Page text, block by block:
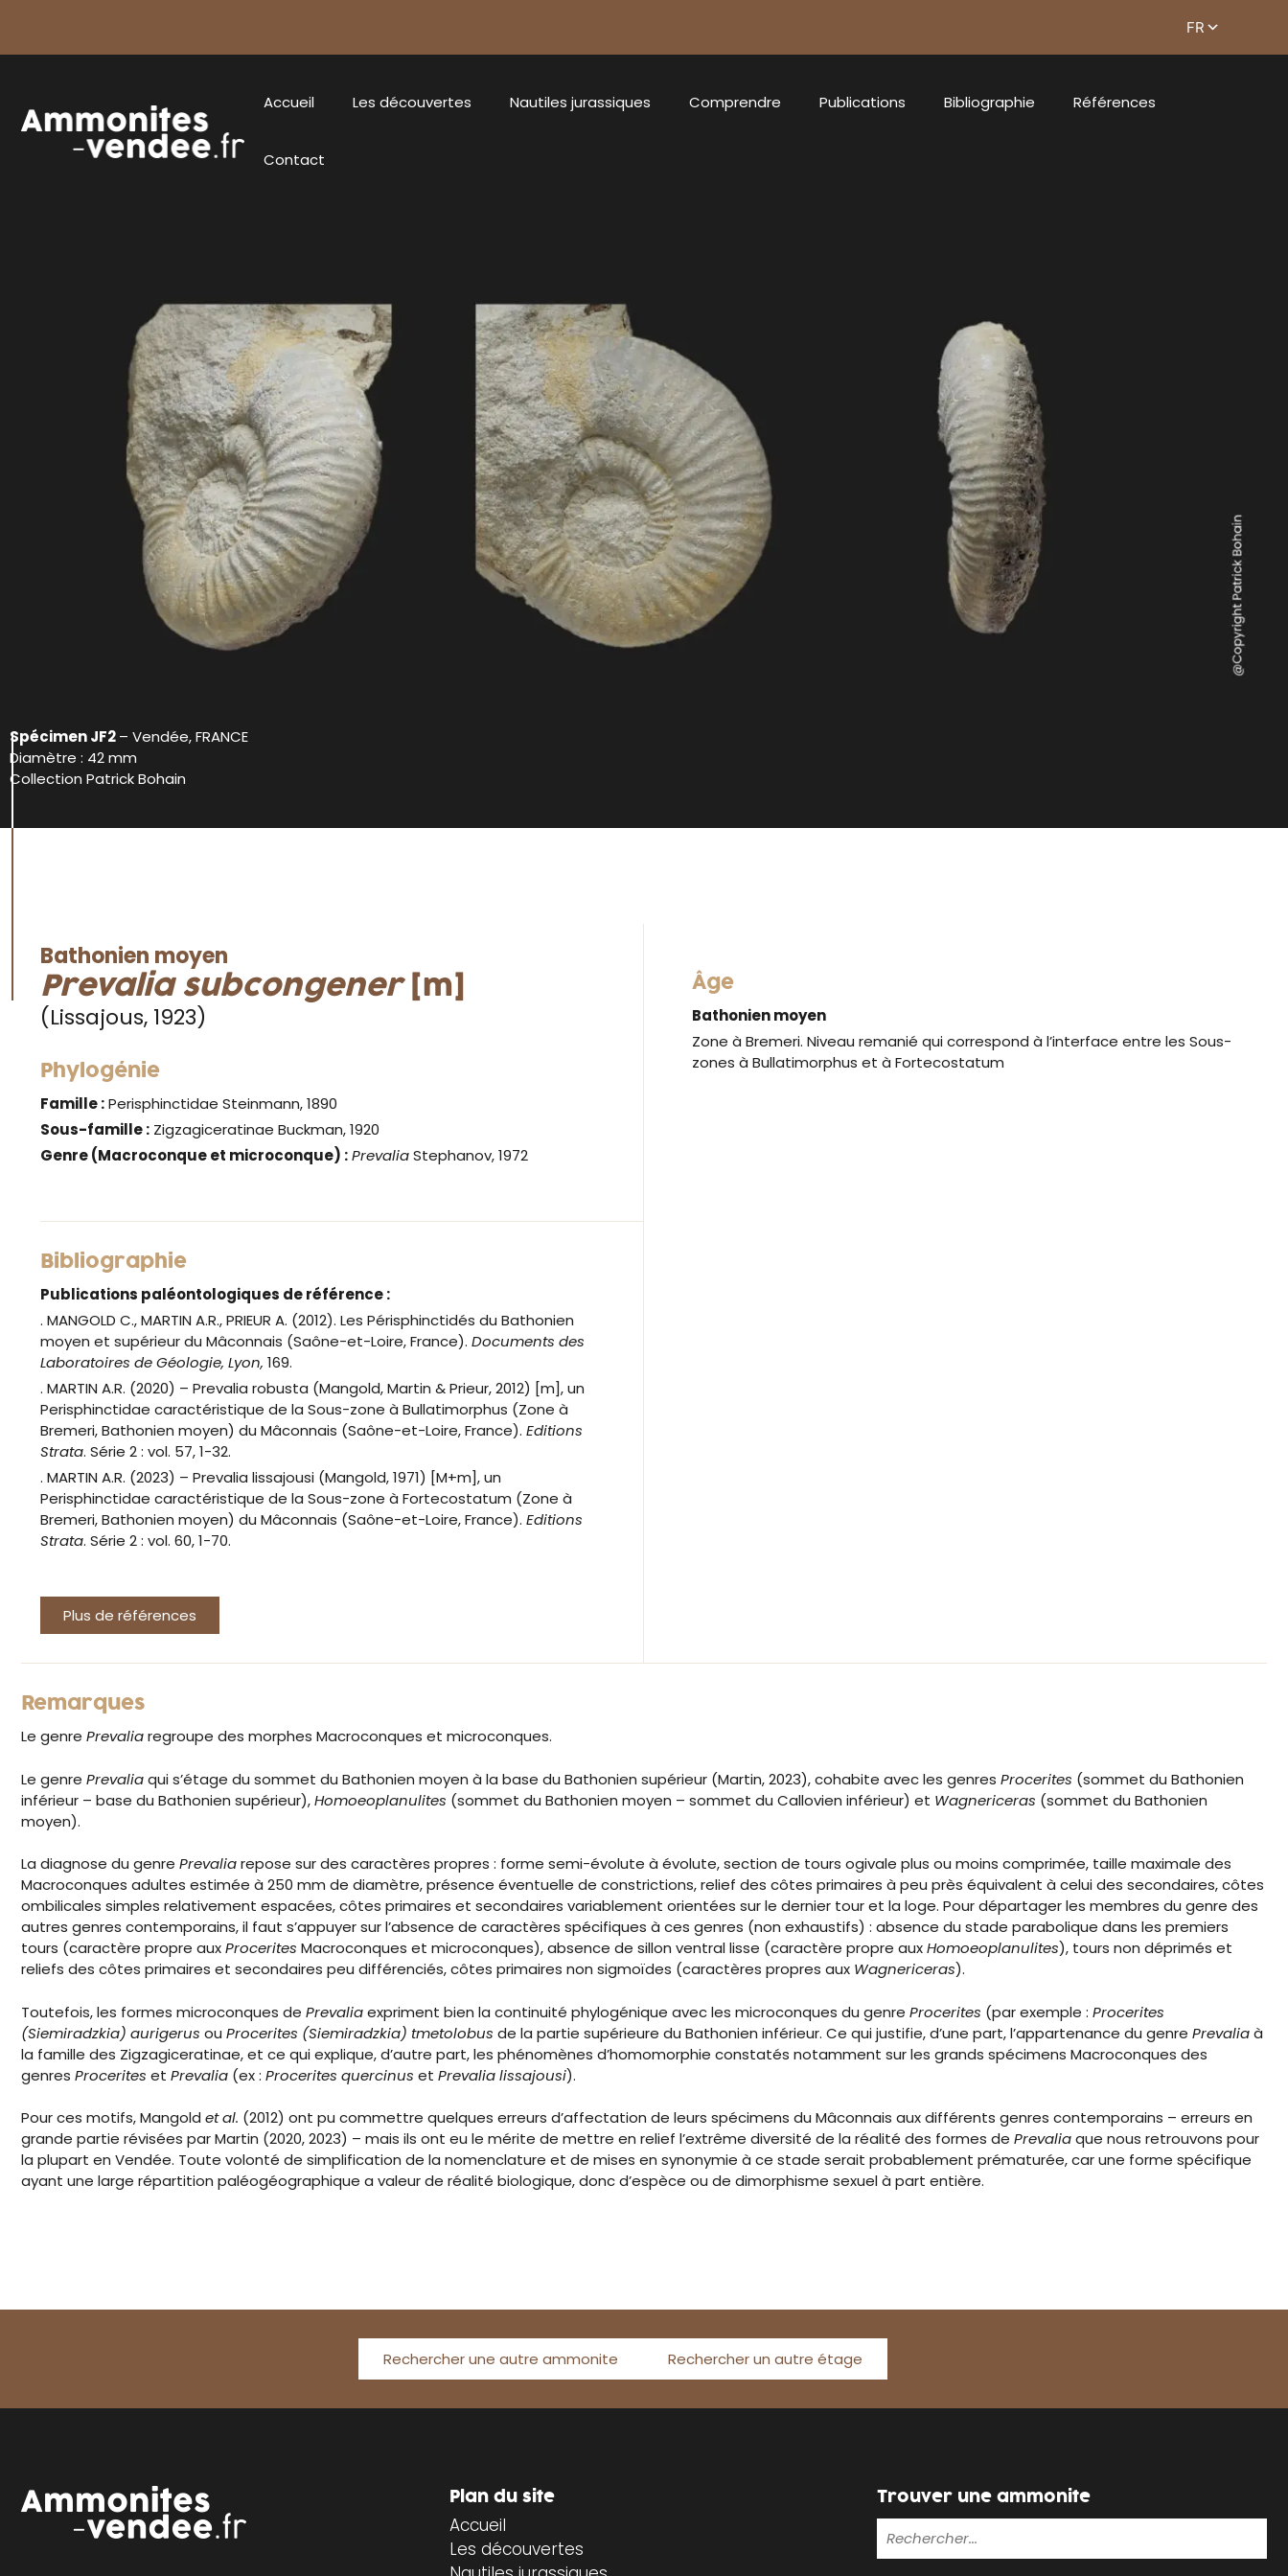
Accueil Les découvertes Nautiles jurassiques Comprendre Publications Bibliographie Références
Contact
Spécimen JF2– Vendée, FRANCE
Diamètre : 42 mm
Collection Patrick Bohain
Bathonien moyen
Prevalia subcongener[m]
(Lissajous, 1923)
Phylogénie
Famille :Perisphinctidae Steinmann, 1890
Sous-famille : Zigzagiceratinae Buckman, 1920
Genre(Macroconque et microconque) :PrevaliaStephanov, 1972
Bibliographie
Publications paléontologiques de référence :
. MANGOLD C., MARTIN A.R., PRIEUR A. (2012). Les Périsphinctidés du Bathonien
moyen et supérieur du Mâconnais (Saône-et-Loire, France). Documents des
Laboratoires de Géologie, Lyon, 169.
. MARTIN A.R. (2020) – Prevalia robusta (Mangold, Martin & Prieur, 2012) [m], un
Perisphinctidae caractéristique de la Sous-zone à Bullatimorphus (Zone à
Bremeri, Bathonien moyen) du Mâconnais (Saône-et-Loire, France). Editions
Strata. Série 2 : vol. 57, 1-32.
. MARTIN A.R. (2023) – Prevalia lissajousi (Mangold, 1971) [M+m], un
Perisphinctidae caractéristique de la Sous-zone à Fortecostatum (Zone à
Bremeri, Bathonien moyen) du Mâconnais (Saône-et-Loire, France). Editions
Strata. Série 2 : vol. 60, 1-70.
Plus de références
Âge
Bathonien moyen
Zone à Bremeri. Niveau remanié qui correspond à l’interface entre les Sous-
zones à Bullatimorphus et à Fortecostatum
Remarques
Le genre Prevaliaregroupe des morphes Macroconques et microconques.
Le genre Prevaliaqui s’étage du sommet du Bathonien moyen à la base du Bathonien supérieur (Martin, 2023), cohabite avec les genres Procerites (sommet du Bathonien
inférieur – base du Bathonien supérieur),Homoeoplanulites (sommet du Bathonien moyen – sommet du Callovien inférieur) et Wagnericeras (sommet du Bathonien
moyen).
La diagnose du genre Prevaliarepose sur des caractères propres : forme semi-évolute à évolute, section de tours ogivale plus ou moins comprimée, taille maximale des
Macroconques adultes estimée à 250 mm de diamètre, présence éventuelle de constrictions, relief des côtes primaires à peu près équivalent à celui des secondaires, côtes
ombilicales simples relativement espacées, côtes primaires et secondaires variablement orientées sur le dernier tour et la loge. Pour départager les membres du genre des
autres genres contemporains, il faut s’appuyer sur l’absence de caractères spécifiques à ces genres (non exhaustifs) : absence du stade parabolique dans les premiers
tours (caractère propre auxProcerites Macroconques et microconques), absence de sillon ventral lisse (caractère propre auxHomoeoplanulites), tours non déprimés et
reliefs des côtes primaires et secondaires peu différenciés, côtes primaires non sigmoïdes (caractères propres aux Wagnericeras).
Toutefois, les formes microconques de Prevaliaexpriment bien la continuité phylogénique avec les microconques du genre Procerites (par exemple : Procerites
(Siemiradzkia) aurigerus ou Procerites (Siemiradzkia) tmetolobus de la partie supérieure du Bathonien inférieur. Ce qui justifie, d’une part, l’appartenance du genre Prevaliaà
la famille des Zigzagiceratinae, et ce qui explique, d’autre part, les phénomènes d’homomorphie constatés notamment sur les grands spécimens Macroconques des
genres Procerites et Prevalia (ex : Procerites quercinus et Prevalia lissajousi).
Pour ces motifs, Mangold et al. (2012) ont pu commettre quelques erreurs d’affectation de leurs spécimens du Mâconnais aux différents genres contemporains – erreurs en
grande partie révisées par Martin (2020, 2023) – mais ils ont eu le mérite de mettre en relief l’extrême diversité de la réalité des formes de Prevaliaque nous retrouvons pour
la plupart en Vendée. Toute volonté de simplification de la nomenclature et de mises en synonymie à ce stade serait probablement prématurée, car une forme spécifique
ayant une large répartition paléogéographique a valeur de réalité biologique, donc d’espèce ou de dimorphisme sexuel à part entière.
Rechercher une autre ammonite Rechercher un autre étage
Plan du site
Accueil
Les découvertes
Trouver une ammonite